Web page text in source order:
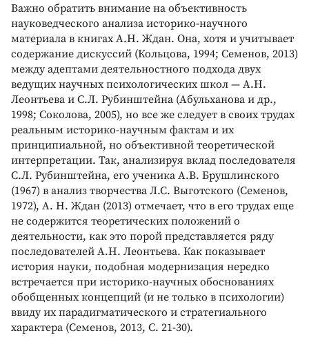
Важно обратить внимание на объективность
науковедческого анализа историко-научного
материала в книгах А.Н. Ждан. Она, хотя и учитывает
содержание дискуссий (Кольцова, 1994; Семенов, 2013)
между адептами деятельностного подхода двух
ведущих научных психологических школ — А.Н.
Леонтьева и С.Л. Рубинштейна (Абульханова и др.,
1998; Соколова, 2005), но все же следует в своих трудах
реальным историко-научным фактам и их
принципиальной, но объективной теоретической
интерпретации. Так, анализируя вклад последователя
С.Л. Рубинштейна, его ученика А.В. Брушлинского
(1967) в анализ творчества Л.С. Выготского (Семенов,
1972), А. Н. Ждан (2013) отмечает, что в его трудах еще
не содержится теоретических положений о
деятельности, как это порой представляется ряду
последователей А.Н. Леонтьева. Как показывает
история науки, подобная модернизация нередко
встречается при историко-научных обоснованиях
обобщенных концепций (и не только в психологии)
ввиду их парадигматического и стратегиального
характера (Семенов, 2013, С. 21-30).